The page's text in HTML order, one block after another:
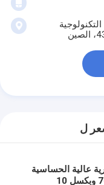
التكنولوجية
ل
عالية الحساسية
بدقة 1024×768 وبكسل 10